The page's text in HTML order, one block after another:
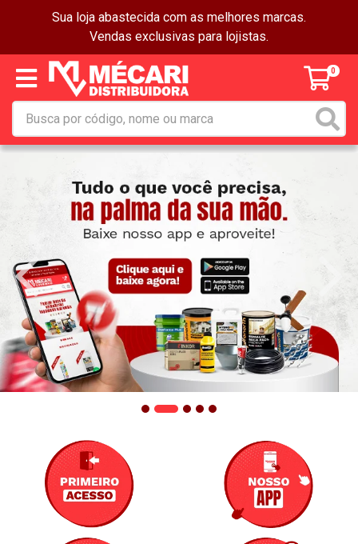
Sua loja abastecida com as melhores marcas.
Vendas exclusivas para lojistas.
0